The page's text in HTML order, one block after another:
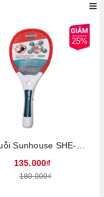
25%
135.000₫
180.000₫